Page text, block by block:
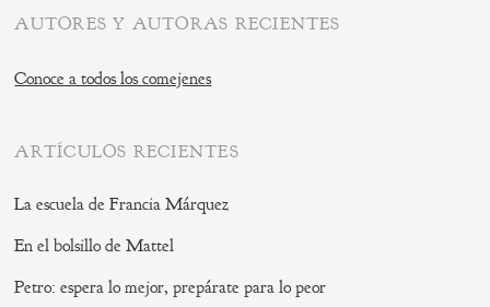
AUTORES Y AUTORAS RECIENTES
Conoce a todos los comejenes
ARTÍCULOS RECIENTES
La escuela de Francia Márquez
En el bolsillo de Mattel
Petro: espera lo mejor, prepárate para lo peor